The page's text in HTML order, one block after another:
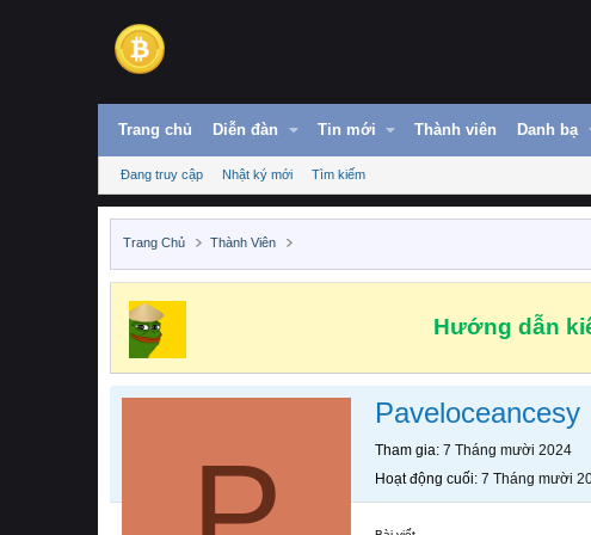
Trang chủ Diễn đàn Tin mới Thành viên Danh bạ
Đang truy cập Nhật ký mới Tìm kiếm
Trang Chủ Thành Viên
Hướng dẫn
Paveloceancesy
Tham gia 7 Tháng mười 2024
Hoạt động cuối 7 Tháng mười